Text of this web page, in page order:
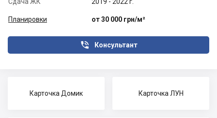
Планировки от 30 000 грн/м²
Консультант

Карточка Домик Карточка ЛУН